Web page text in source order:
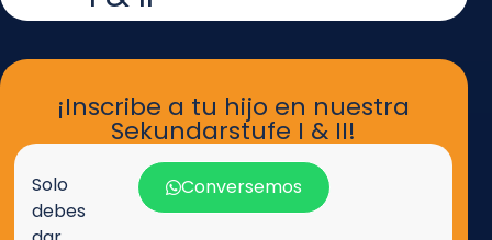
¡Inscribe a tu hijo en nuestra
Sekundarstufe I & II!
Solo
debes
Conversemos